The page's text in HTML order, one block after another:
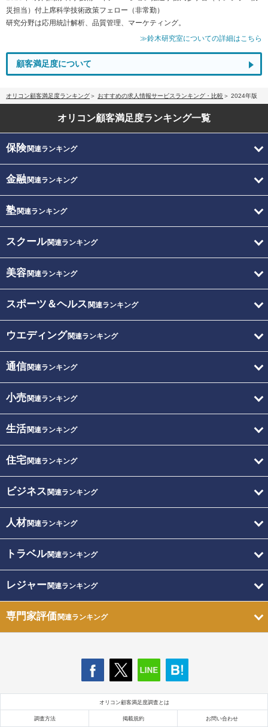
災担当）付上席科学技術政策フェロー（非常勤）
研究分野は応用統計解析、品質管理、マーケティング。
≫鈴木研究室についての詳細はこちら
顧客満足度について
オリコン顧客満足度ランキング おすすめの求人情報サービスランキング・比較 2024年版
オリコン顧客満足度ランキング一覧
保険関連ランキング
金融関連ランキング
塾関連ランキング
スクール関連ランキング
美容関連ランキング
スポーツ＆ヘルス 関連ランキング
ウエディング関連ランキング
通信関連ランキング
小売関連ランキング
生活関連ランキング
住宅関連ランキング
ビジネス 関連ランキング
人材関連ランキング
トラベル関連ランキング
レジャー関連ランキング
専門家評価関連ランキング
オリコン顧客満足度調査とは
調査方法 掲載規約 お問い合わせ